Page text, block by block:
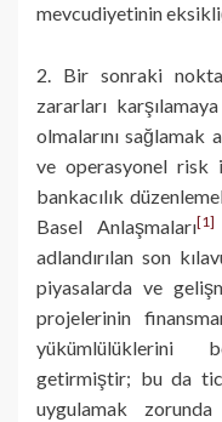
mevcudiyetinin
2. Bir sonraki
zararları
olmalarını sağlamak
ve operasyonel risk
bankacılık
Basel Anlaşmaları[1]
adlandırılan son
piyasalarda ve
projelerinin
yükümlülüklerini
getirmiştir; bu da
uygulamak